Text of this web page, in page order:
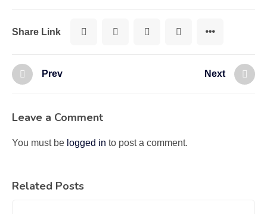
Share Link
Prev Next
Leave a Comment
You must be logged in to post a comment.
Related Posts